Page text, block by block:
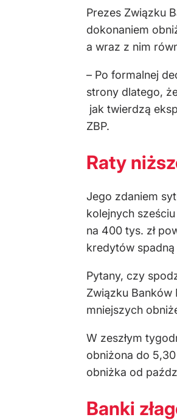
Prezes Związku
dokonaniem
a wraz z nim
– Po formalnej
strony dlatego,
jak twierdzą
ZBP.
Raty
Jego zdaniem
kolejnych
na 400 tys. zł
kredytów
Pytany, czy
Związku Banków
mniejszych
W zeszłym
obniżona do
obniżka od
Banki